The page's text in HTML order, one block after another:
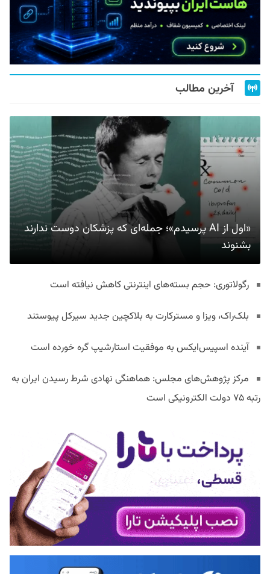
آخرین مطالب
«اول از AI پرسیدم»؛ جمله‌ای که پزشکان دوست ندارند
بشنوند
رگولاتوری: حجم بسته‌های اینترنتی کاهش نیافته است
بلک‌راک، ویزا و مسترکارت به بلاکچین جدید سیرکل پیوستند
آینده اسپیس‌ایکس به موفقیت استارشیپ گره خورده است
مرکز پژوهش‌های مجلس: هماهنگی نهادی شرط رسیدن ایران به
رتبه ۷۵ دولت الکترونیکی است